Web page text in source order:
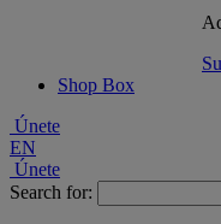
Shop Box
Únete
EN
Únete
Search for: